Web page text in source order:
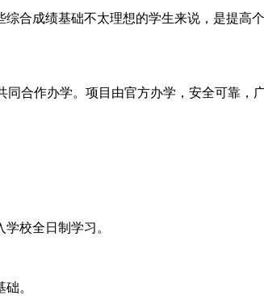
合成绩基础不太理想的学生来说，是提高
合作办学。项目由官方办学，安全可靠，
校全日制学习。
。